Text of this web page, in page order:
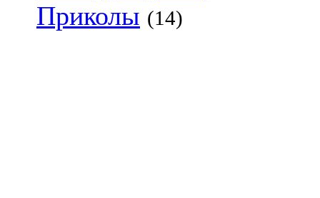
Приколы (14)